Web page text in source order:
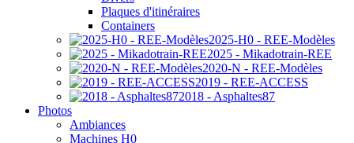
Plaques d'itinéraires
Containers
2025-H0 - REE-Modèles
2025 - Mikadotrain-REE
2020-N - REE-Modèles
2019 - REE-ACCESS
2018 - Asphaltes87
Photos
Ambiances
Machines H0